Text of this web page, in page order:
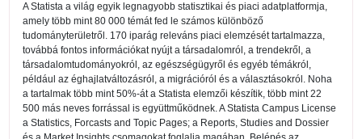
A Statista a világ egyik legnagyobb statisztikai és piaci adatplatformja,
amely több mint 80 000 témát fed le számos különböző
tudományterületről. 170 iparág releváns piaci elemzését tartalmazza,
továbbá fontos információkat nyújt a társadalomról, a trendekről, a
társadalomtudományokról, az egészségügyről és egyéb témákról,
például az éghajlatváltozásról, a migrációról és a választásokról. Noha
a tartalmak több mint 50%-át a Statista elemzői készítik, több mint 22
500 más neves forrással is együttműködnek. A Statista Campus License
a Statistics, Forcasts and Topic Pages; a Reports, Studies and Dossier